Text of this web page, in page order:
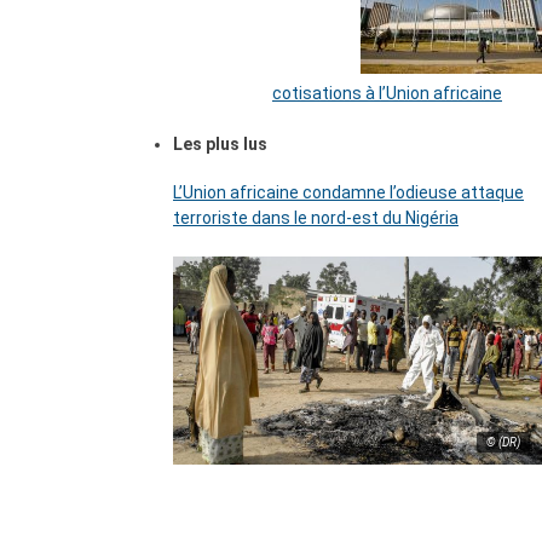
cotisations à l’Union africaine
Les plus lus
L’Union africaine condamne l’odieuse attaque
terroriste dans le nord-est du Nigéria
© (DR)